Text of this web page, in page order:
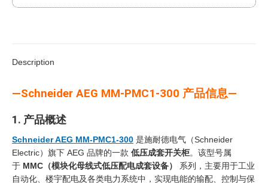
Description
—Schneider AEG MM-PMC1-300 产品信息—
1. 产品概述
Schneider AEG MM-PMC1-300 是施耐德电气（Schneider
Electric）旗下 AEG 品牌的一款 低压成套开关柜。该型号属
于 MMC（模块化母线式低压配电成套设备）
‍ 系列，主要用于工业
自动化、楼宇配电及各类电力系统中，实现电能的输配、控制与保